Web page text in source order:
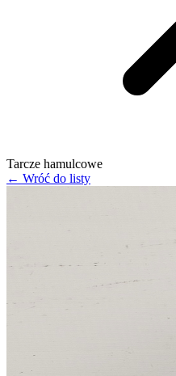
Tarcze hamulcowe
← Wróć do listy